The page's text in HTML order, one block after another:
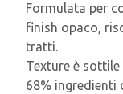
Formulata per
finish opaco,
tratti.
Texture è sottile
68% ingredienti